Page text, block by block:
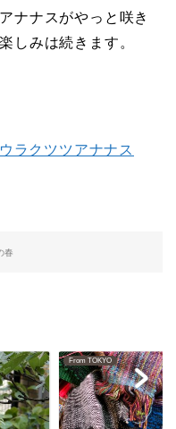
ナナスがやっと咲き
しみは続きます。
ラクツツアナナス
春
From TOKYO